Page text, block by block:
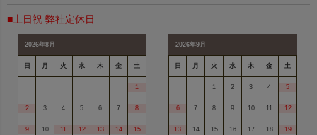
■土日祝 弊社定休日
2026年8月
日 月 火 水 木 金 土
1
2 3 4 5 6 7 8
9 10 11 12 13 14 15
2026年9月
日 月 火 水 木 金 土
1 2 3 4 5
6 7 8 9 10 11 12
13 14 15 16 17 18 19